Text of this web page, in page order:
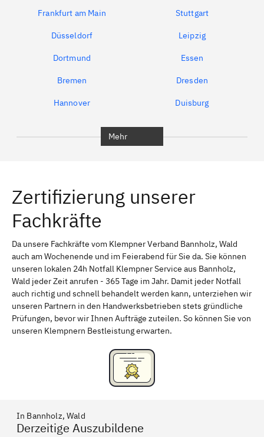
Frankfurt am Main Stuttgart
Düsseldorf Leipzig
Dortmund Essen
Bremen Dresden
Hannover Duisburg
Erlangen Bamberg
Bayreuth
Schweinfurt Passau
Freising Rudelsdorf, Mittelfranken
Mehr
Zertifizierung unserer
Fachkräfte
Da unsere Fachkräfte vom Klempner Verband Bannholz, Wald
auch am Wochenende und im Feierabend für Sie da. Sie können
unseren lokalen 24h Notfall Klempner Service aus Bannholz,
Wald jeder Zeit anrufen - 365 Tage im Jahr. Damit jeder Notfall
auch richtig und schnell behandelt werden kann, unterziehen wir
unseren Partnern in den Handwerksbetrieben stets gründliche
Prüfungen, bevor wir Ihnen Aufträge zuteilen. So können Sie von
unseren Klempnern Bestleistung erwarten.
In Bannholz, Wald
Derzeitige Auszubildene